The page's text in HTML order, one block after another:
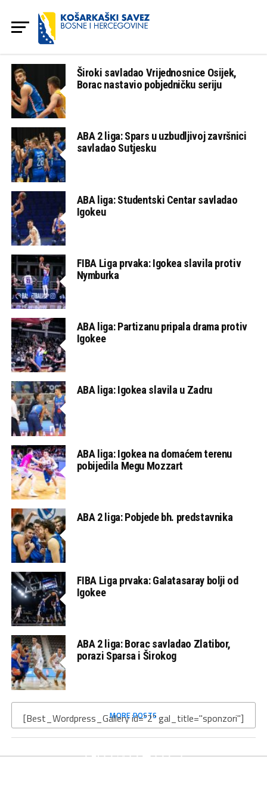
Široki savladao Vrijednosnice Osijek,
Borac nastavio pobjedničku seriju
ABA 2 liga: Spars u uzbudljivoj završnici
savladao Sutjesku
ABA liga: Studentski Centar savladao
Igokeu
FIBA Liga prvaka: Igokea slavila protiv
Nymburka
ABA liga: Partizanu pripala drama protiv
Igokee
ABA liga: Igokea slavila u Zadru
ABA liga: Igokea na domaćem terenu
pobijedila Megu Mozzart
ABA 2 liga: Pobjede bh. predstavnika
FIBA Liga prvaka: Galatasaray bolji od
Igokee
ABA 2 liga: Borac savladao Zlatibor,
porazi Sparsa i Širokog
MORE POSTS
[Best_Wordpress_Gallery id="2" gal_title="sponzori"]